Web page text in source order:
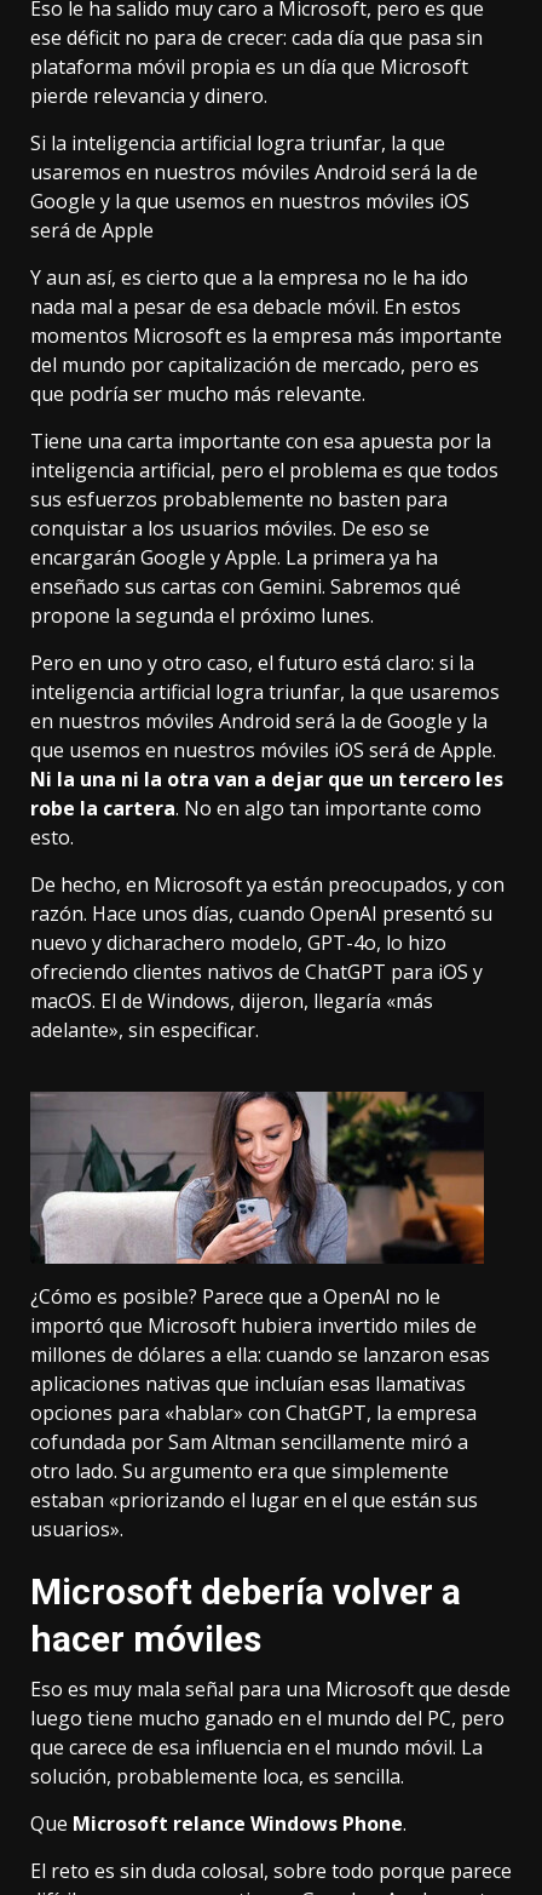
Eso le ha salido muy caro a Microsoft, pero es que
ese déficit no para de crecer: cada día que pasa sin
plataforma móvil propia es un día que Microsoft
pierde relevancia y dinero.
Si la inteligencia artificial logra triunfar, la que
usaremos en nuestros móviles Android será la de
Google y la que usemos en nuestros móviles iOS
será de Apple
Y aun así, es cierto que a la empresa no le ha ido
nada mal a pesar de esa debacle móvil. En estos
momentos Microsoft es la empresa más importante
del mundo por capitalización de mercado, pero es
que podría ser mucho más relevante.
Tiene una carta importante con esa apuesta por la
inteligencia artificial, pero el problema es que todos
sus esfuerzos probablemente no basten para
conquistar a los usuarios móviles. De eso se
encargarán Google y Apple. La primera ya ha
enseñado sus cartas con Gemini. Sabremos qué
propone la segunda el próximo lunes.
Pero en uno y otro caso, el futuro está claro: si la
inteligencia artificial logra triunfar, la que usaremos
en nuestros móviles Android será la de Google y la
que usemos en nuestros móviles iOS será de Apple.
Ni la una ni la otra van a dejar que un tercero les
robe la cartera. No en algo tan importante como
esto.
De hecho, en Microsoft ya están preocupados, y con
razón. Hace unos días, cuando OpenAI presentó su
nuevo ydicharachero modelo, GPT-4o, lo hizo
ofreciendo clientes nativos de ChatGPT para iOS y
macOS. El de Windows, dijeron, llegaría «más
adelante», sin especificar.
¿Cómo es posible? Parece que a OpenAI no le
importó que Microsoft hubiera invertido miles de
millones de dólares a ella: cuando se lanzaron esas
aplicaciones nativas que incluían esas llamativas
opciones para «hablar» con ChatGPT, la empresa
cofundada por Sam Altman sencillamente miró a
otro lado. Su argumento era que simplemente
estaban «priorizando el lugar en el que están sus
usuarios».
Microsoft debería volver a
hacer móviles
Eso es muy mala señal para una Microsoft que desde
luego tiene mucho ganado en el mundo del PC, pero
que carece de esa influencia en el mundo móvil. La
solución, probablemente loca, es sencilla.
Que Microsoft relance Windows Phone.
El reto es sin duda colosal, sobre todo porque parece